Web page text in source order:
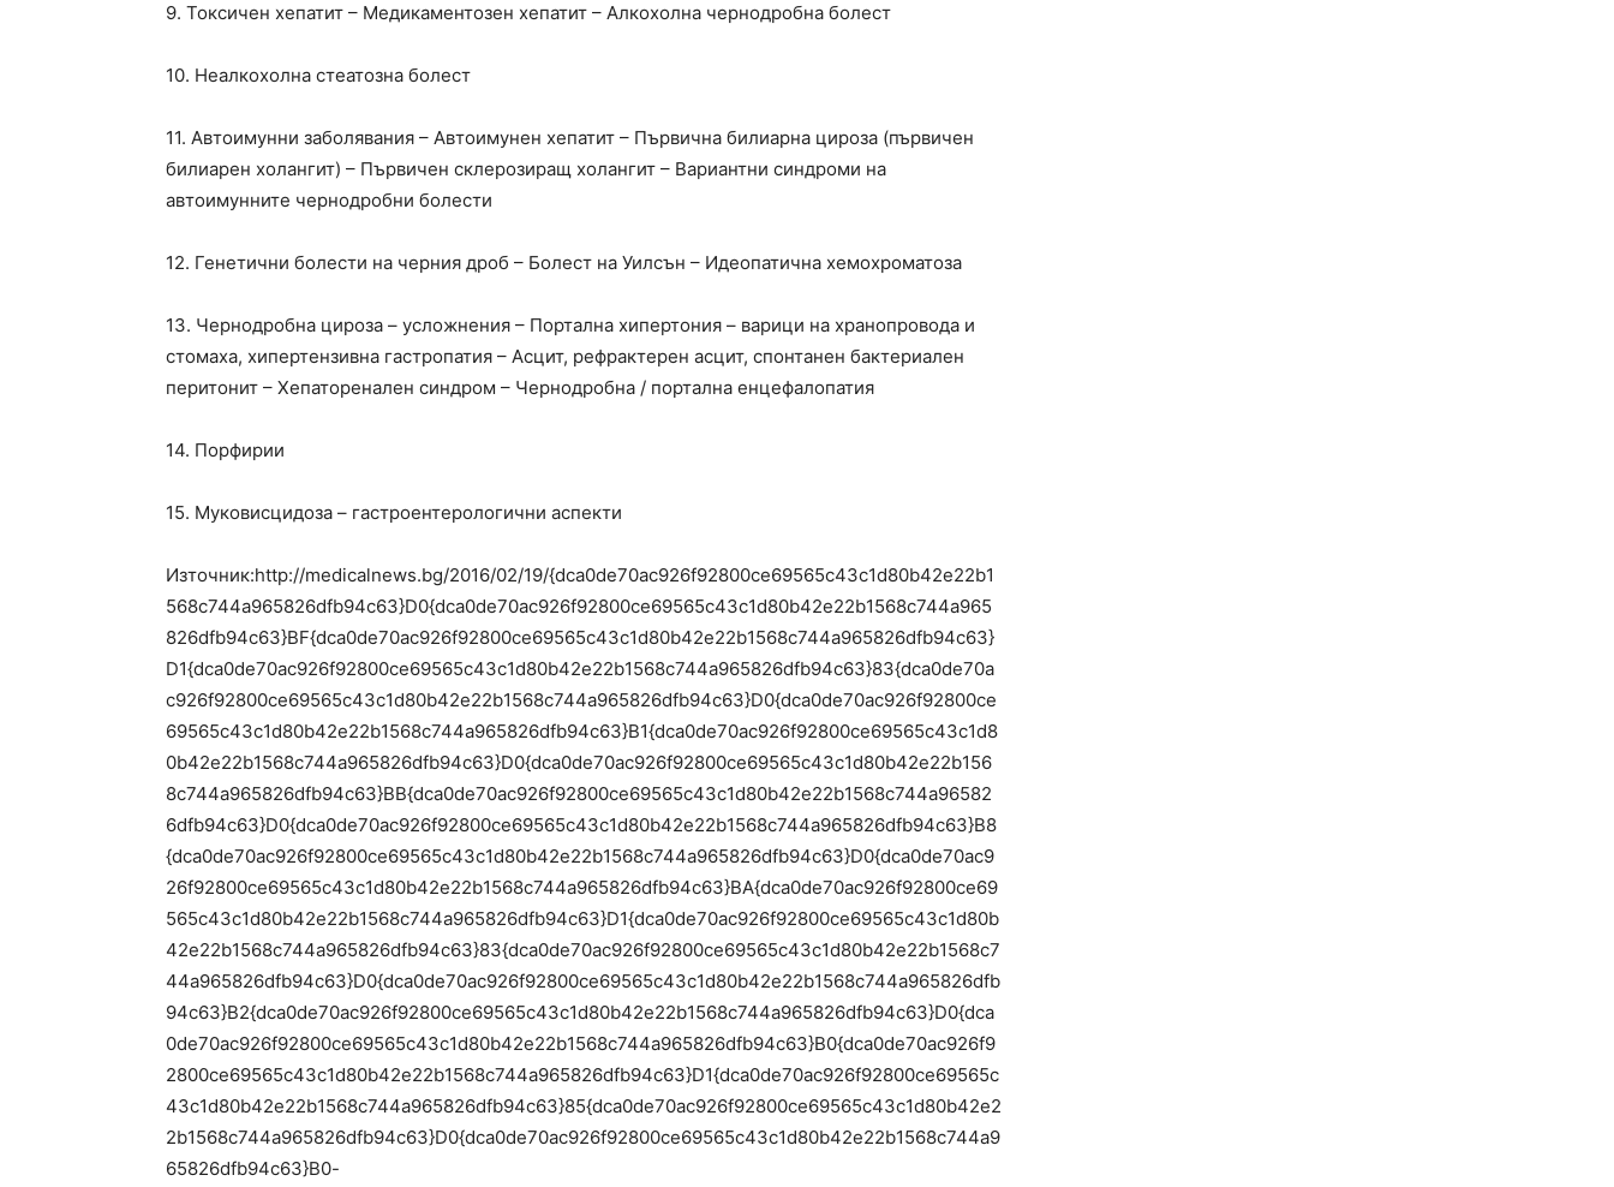
9. Токсичeн хепатит – Медикаментозен хепатит – Алкохолна чернодробна болест
10. Неалкохолна стеатозна болест
11. Автоимунни заболявания – Автоимунен хепатит – Първична билиарна цироза (първичен
билиарен холангит) – Първичен склерозиращ холангит – Вариантни синдроми на
автоимунните чернодробни болести
12. Генетични болести на черния дроб – Болест на Уилсън – Идеопатична хемохроматоза
13. Чернодробна цироза – усложнения – Портална хипертония – варици на хранопровода и
стомаха, хипертензивна гастропатия – Асцит, рефрактерен асцит, спонтанен бактериален
перитонит – Хепаторенален синдром – Чернодробна / портална енцефалопатия
14. Порфирии
15. Муковисцидоза – гастроентерологични аспекти
Източник:http://medicalnews.bg/2016/02/19/{dca0de70ac926f92800ce69565c43c1d80b42e22b1
568c744a965826dfb94c63}D0{dca0de70ac926f92800ce69565c43c1d80b42e22b1568c744a965
826dfb94c63}BF{dca0de70ac926f92800ce69565c43c1d80b42e22b1568c744a965826dfb94c63}
D1{dca0de70ac926f92800ce69565c43c1d80b42e22b1568c744a965826dfb94c63}83{dca0de70a
c926f92800ce69565c43c1d80b42e22b1568c744a965826dfb94c63}D0{dca0de70ac926f92800ce
69565c43c1d80b42e22b1568c744a965826dfb94c63}B1{dca0de70ac926f92800ce69565c43c1d8
0b42e22b1568c744a965826dfb94c63}D0{dca0de70ac926f92800ce69565c43c1d80b42e22b156
8c744a965826dfb94c63}BB{dca0de70ac926f92800ce69565c43c1d80b42e22b1568c744a96582
6dfb94c63}D0{dca0de70ac926f92800ce69565c43c1d80b42e22b1568c744a965826dfb94c63}B8
{dca0de70ac926f92800ce69565c43c1d80b42e22b1568c744a965826dfb94c63}D0{dca0de70ac9
26f92800ce69565c43c1d80b42e22b1568c744a965826dfb94c63}BA{dca0de70ac926f92800ce69
565c43c1d80b42e22b1568c744a965826dfb94c63}D1{dca0de70ac926f92800ce69565c43c1d80b
42e22b1568c744a965826dfb94c63}83{dca0de70ac926f92800ce69565c43c1d80b42e22b1568c7
44a965826dfb94c63}D0{dca0de70ac926f92800ce69565c43c1d80b42e22b1568c744a965826dfb
94c63}B2{dca0de70ac926f92800ce69565c43c1d80b42e22b1568c744a965826dfb94c63}D0{dca
0de70ac926f92800ce69565c43c1d80b42e22b1568c744a965826dfb94c63}B0{dca0de70ac926f9
2800ce69565c43c1d80b42e22b1568c744a965826dfb94c63}D1{dca0de70ac926f92800ce69565c
43c1d80b42e22b1568c744a965826dfb94c63}85{dca0de70ac926f92800ce69565c43c1d80b42e2
2b1568c744a965826dfb94c63}D0{dca0de70ac926f92800ce69565c43c1d80b42e22b1568c744a9
65826dfb94c63}B0-